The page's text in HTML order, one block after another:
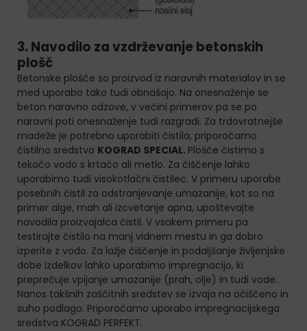
3. Navodilo za vzdrževanje betonskih
plošč
Betonske plošče so proizvod iz naravnih materialov in se
med uporabo tako tudi obnašajo. Na onesnaženje se
beton naravno odzove, v večini primerov pa se po
naravni poti onesnaženje tudi razgradi. Za trdovratnejše
madeže je potrebno uporabiti čistila, priporočamo
čistilno sredstvo KOGRAD SPECIAL. Plošče čistimo s
tekočo vodo s krtačo ali metlo. Za čiščenje lahko
uporabimo tudi visokotlačni čistilec. V primeru uporabe
posebnih čistil za odstranjevanje umazanije, kot so na
primer alge, mah ali izcvetanje apna, upoštevajte
navodila proizvajalca čistil. V vsakem primeru pa
testirajte čistilo na manj vidnem mestu in ga dobro
izperite z vodo. Za lažje čiščenje in podaljšanje življenjske
dobe izdelkov lahko uporabimo impregnacijo, ki
preprečuje vpijanje umazanije (prah, olje) in tudi vode.
Nanos takšnih zaščitnih sredstev se izvaja na očiščeno in
suho podlago. Priporočamo uporabo impregnacijskega
sredstva KOGRAD PERFEKT.